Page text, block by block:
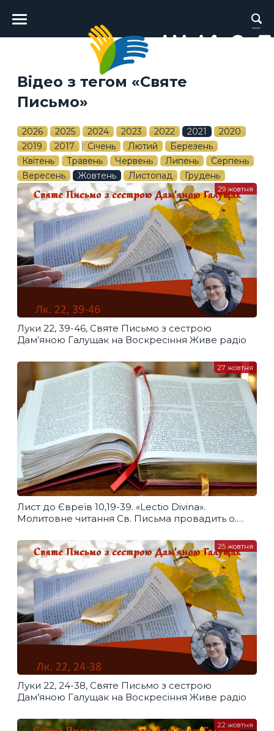
Головне
меню
Відео з тегом «Святе
Письмо»
2026 2025 2024 2023 2022 2021
2020
2019
2017 Січень Лютий
Березень
Квітень
Травень Червень Липень
Серпень
Вересень
Жовтень Листопад Грудень
Луки 22, 39-46, Святе Письмо з сестрою
Дам’яною Галущак​ на Воскресіння Живе радіо
29 жовтня
Лист до Євреїв 10,19-39. «Lectio Divina».
Молитовне читання Св. Письма провадить о.
27 жовтня
Луки 22, 24-38, Святе Письмо з сестрою
Дам’яною Галущак​ на Воскресіння Живе радіо
25 жовтня
22 жовтня